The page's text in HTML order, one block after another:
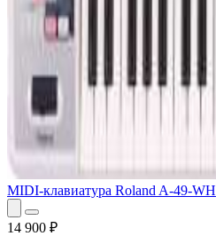
MIDI-клавиатура Roland A-49-WH
14 900 ₽